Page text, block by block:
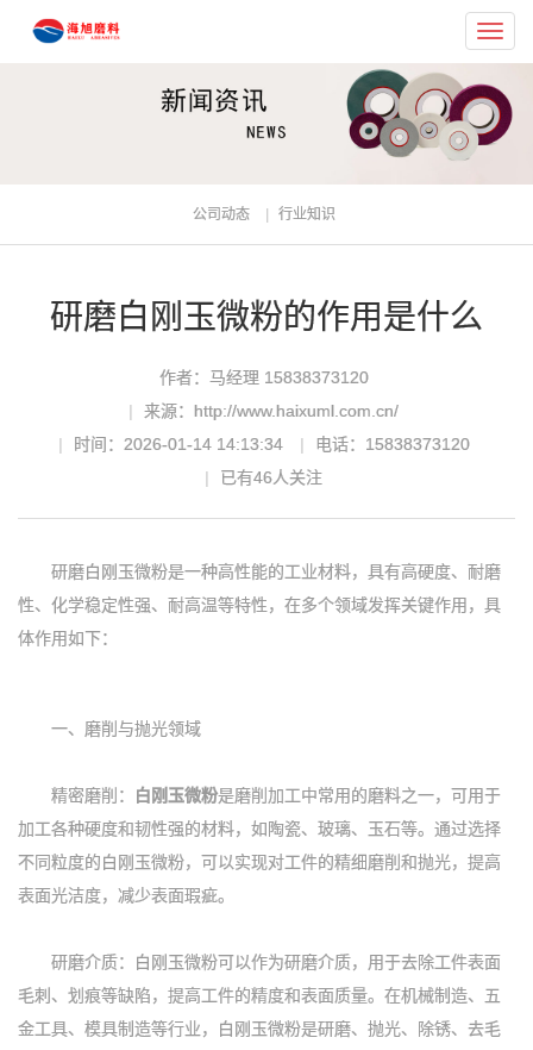
公司动态 行业知识
研磨白刚玉微粉的作用是什么
作者：马经理 15838373120
来源：http://www.haixuml.com.cn/
时间：2026-01-14 14:13:34
电话：15838373120
已有46人关注
研磨白刚玉微粉是一种高性能的工业材料，具有高硬度、耐磨
性、化学稳定性强、耐高温等特性，在多个领域发挥关键作用，具
体作用如下：
一、磨削与抛光领域
精密磨削： 白刚玉微粉是磨削加工中常用的磨料之一，可用于
加工各种硬度和韧性强的材料，如陶瓷、玻璃、玉石等。通过选择
不同粒度的白刚玉微粉，可以实现对工件的精细磨削和抛光，提高
表面光洁度，减少表面瑕疵。
研磨介质：白刚玉微粉可以作为研磨介质，用于去除工件表面
毛刺、划痕等缺陷，提高工件的精度和表面质量。在机械制造、五
金工具、模具制造等行业，白刚玉微粉是研磨、抛光、除锈、去毛